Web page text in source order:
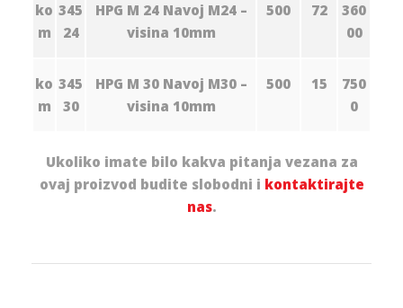
ko
m
345
24
HPG M 24 Navoj M24 –
visina 10mm
500 72
360
00
ko
m
345
30
HPG M 30 Navoj M30 –
visina 10mm
500 15
750
0
Ukoliko imate bilo kakva pitanja vezana za
ovaj proizvod budite slobodni i kontaktirajte
nas.